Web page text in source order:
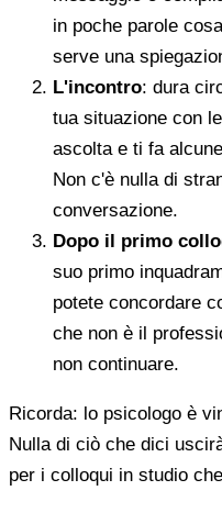
in poche parole
serve una
L'incontro: dura
tua situazione con
ascolta e ti fa
Non c'è nulla di
conversazione.
Dopo il primo
suo primo
potete concordare
che non è il
non continuare.
Ricorda: lo psicologo è
Nulla di ciò che dici
per i colloqui in studio